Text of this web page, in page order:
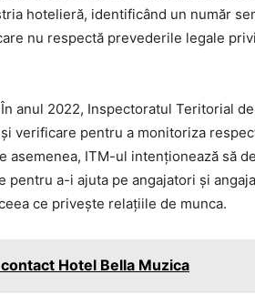
hotelieră, identificând un număr
nu respectă prevederile legale
anul 2022, Inspectoratul Teritorial
verificare pentru a monitoriza
asemenea, ITM-ul intenționează să
a-i ajuta pe angajatori și
ce privește relațiile de munca.
Hotel Bella Muzica